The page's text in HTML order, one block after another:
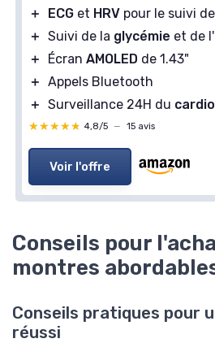
＋ ECG et HRV pour le suivi
＋ Suivi de la glycémie et de l'
＋
Écran AMOLED de 1.43"
＋ Appels Bluetooth
＋ Surveillance 24H du
★★★★★
★★★★★ 4,8/5 — 15 avis
Voir l'offre
Conseils pour
montres
Conseils pratiques pour
réussi